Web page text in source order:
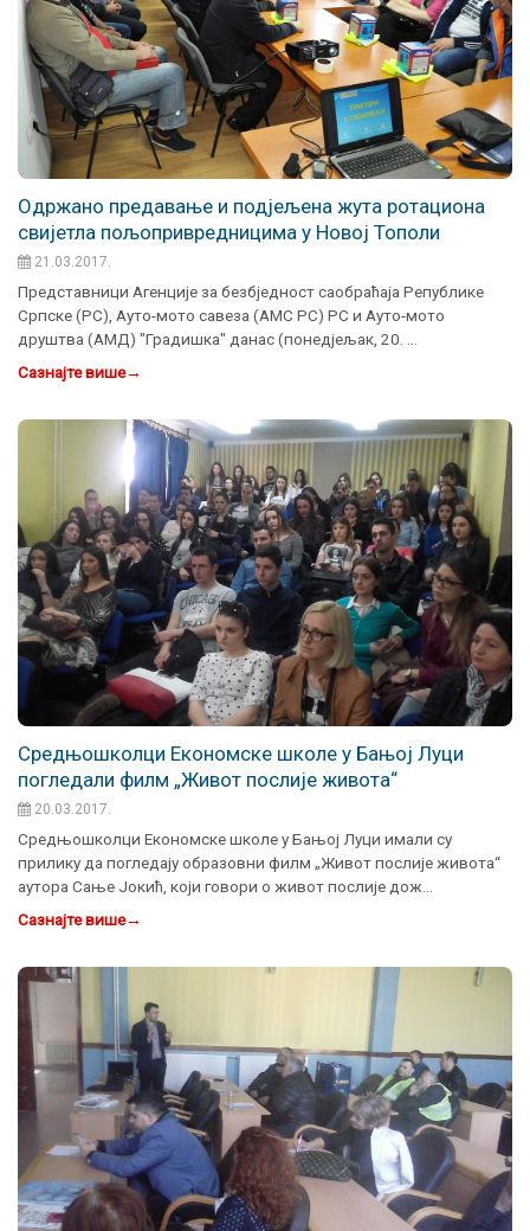
Oдржано предавање и подјељена жута ротациона
свијетла пољопривредницима у Новој Тополи
21.03.2017.
Представници Агенције за безбједност саобраћаја Републике
Српске (РС), Ауто-мото савеза (АМС РС) РС и Ауто-мото
друштва (АМД) "Градишка" данас (понедјељак, 20. …
Сазнајте више→
Средњошколци Економске школе у Бањој Луци
погледали филм „Живот послије живота“
20.03.2017.
Средњошколци Економске школе у Бањој Луци имали су
прилику да погледају образовни филм „Живот послије живота“
аутора Сање Јокић, који говори о живот послије дож…
Сазнајте више→